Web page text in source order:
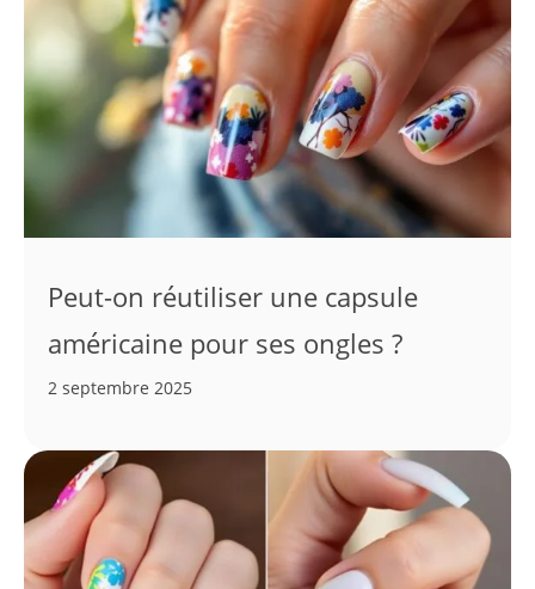
Peut-on réutiliser une capsule
américaine pour ses ongles ?
2 septembre 2025